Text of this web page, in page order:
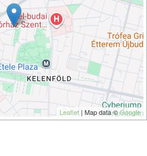
Leaflet | Map data ©Google